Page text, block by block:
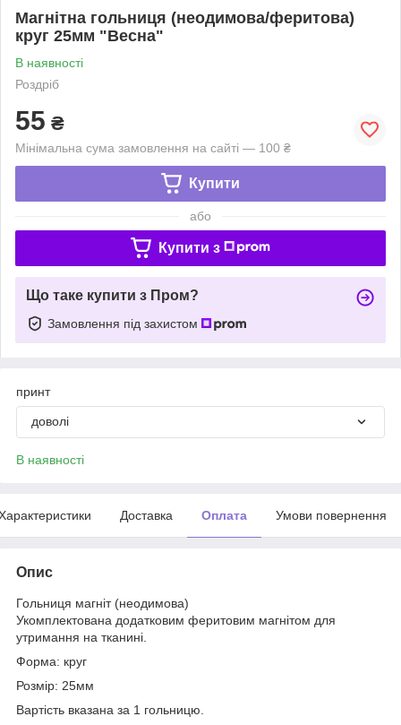
Магнітна гольниця (неодимова/феритова)
круг 25мм "Весна"
В наявності
Роздріб
55 ₴
Мінімальна сума замовлення на сайті — 100 ₴
Купити
або
Купити з
Що таке купити з Пром?
Замовлення під захистом
принт
доволі
В наявності
Доставка Оплата Умови повернення
Опис
Гольниця магніт (неодимова)
Укомплектована додатковим феритовим магнітом для
утримання на тканині.
Форма: круг
Розмір: 25мм
Вартість вказана за 1 гольницю.